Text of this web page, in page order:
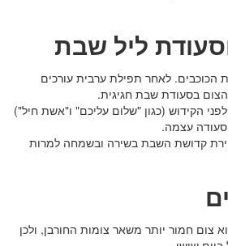
ליל שבת
הכוכבים. לאחר תפילת ערבית עורכים
בסעודת שבת חגיגית.
הקידוש (כגון "שלום עליכם" ו"אשת חיל")
עצמה.
קדושת השבת בשירה ובשמחה למרות
צום חמור יותר משאר צומות החורבן, ולכן